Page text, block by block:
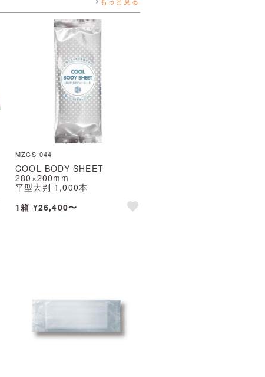
MZCS-044
COOL BODY SHEET
280×200mm
平型大判 1,000本
1箱 ¥26,400〜